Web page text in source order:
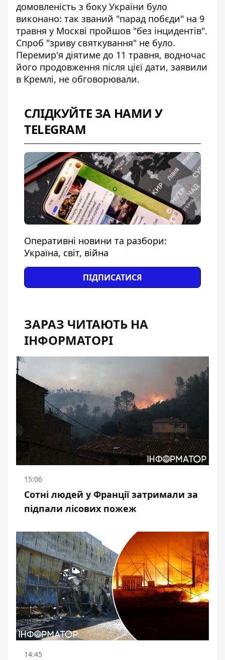
домовленість з боку України було
виконано: так званий "парад побєди" на 9
травня у Москві пройшов "без інцидентів".
Спроб "зриву святкування" не було.
Перемир'я діятиме до 11 травня, водночас
його продовження після цієї дати, заявили
в Кремлі, не обговорювали.
СЛІДКУЙТЕ ЗА НАМИ У
TELEGRAM
Оперативні новини та разбори:
Україна, світ, війна
ПІДПИСАТИСЯ
ЗАРАЗ ЧИТАЮТЬ НА
ІНФОРМАТОРІ
15:06
Сотні людей у Франції затримали за
підпали лісових пожеж
14:45